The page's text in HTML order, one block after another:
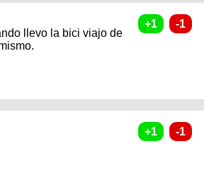
llevo la bici viajo de